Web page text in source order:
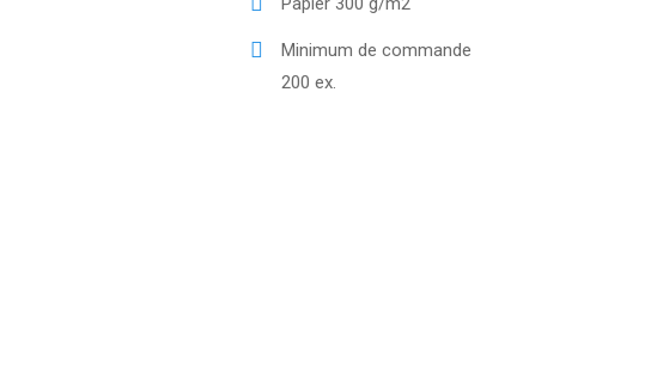
Minimum de commande
200 ex.